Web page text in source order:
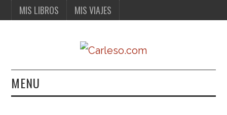
MIS LIBROS MIS VIAJES
MENU